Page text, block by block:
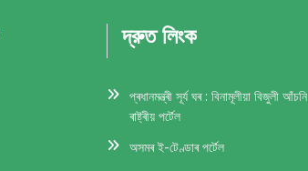
দ্রুত লিংক
প্ৰধানমন্ত্ৰী সূৰ্য ঘৰ : বিনামূলীয়া বিজুলী আঁচনি
ৰাষ্ট্ৰীয় পৰ্টেল
অসমৰ ই-টেণ্ডাৰ পর্টেল